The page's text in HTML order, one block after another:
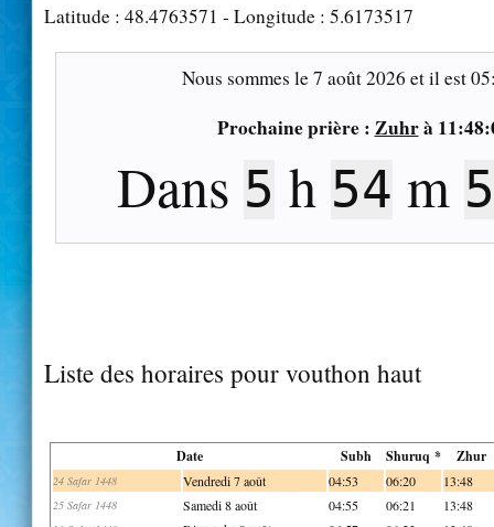
Latitude : 48.4763571 - Longitude : 5.6173517
Nous sommes le7 août 2026 et il est
Prochaine prière : Zuhrà
Dans 5 h 54 m
Liste des horaires pour vouthon haut
Date Subh Shuruq * Zhur
24 Safar 1448 Vendredi 7 août 04:53 06:20 13:48
25 Safar 1448 Samedi 8 août 04:55 06:21 13:48